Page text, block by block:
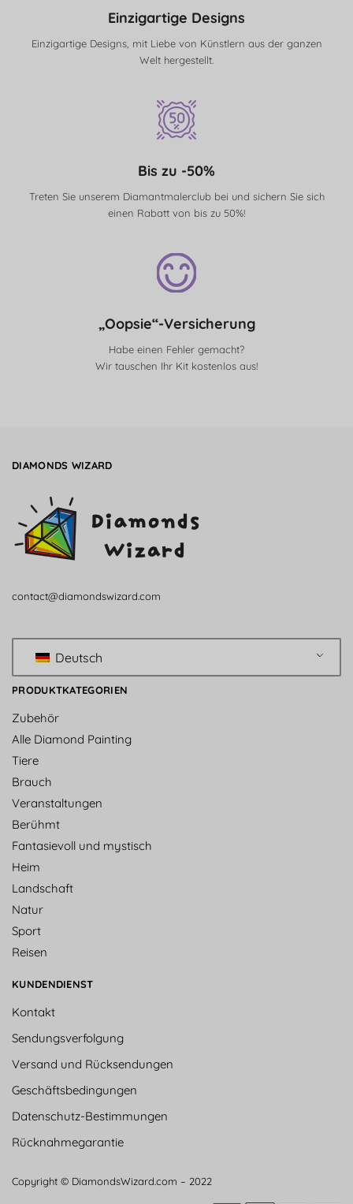
Einzigartige Designs
Einzigartige Designs, mit Liebe von Künstlern aus der ganzen
Welt hergestellt.
Bis zu -50%
Treten Sie unserem Diamantmalerclub bei und sichern Sie sich
einen Rabatt von bis zu 50%!
„Oopsie“-Versicherung
Habe einen Fehler gemacht?
Wir tauschen Ihr Kit kostenlos aus!
DIAMONDS WIZARD
contact@diamondswizard.com
Deutsch
PRODUKTKATEGORIEN
Zubehör
Alle Diamond Painting
Tiere
Brauch
Veranstaltungen
Berühmt
Fantasievoll und mystisch
Heim
Landschaft
Natur
Sport
Reisen
KUNDENDIENST
Kontakt
Sendungsverfolgung
Versand und Rücksendungen
Geschäftsbedingungen
Datenschutz-Bestimmungen
Rücknahmegarantie
Copyright © DiamondsWizard.com – 2022